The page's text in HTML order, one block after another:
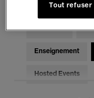
Pour tous
Enseignement
Hosted Events
Tout refuser